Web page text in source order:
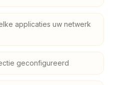
applicaties uw netwerk
geconfigureerd